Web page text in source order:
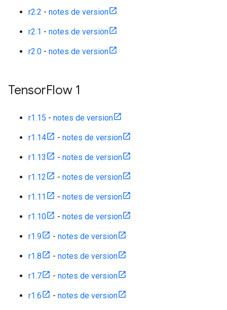
r2.2 - notes de version
r2.1 - notes de version
r2.0 - notes de version
TensorFlow 1
r1.15 - notes de version
r1.14 - notes de version
r1.13 - notes de version
r1.12 - notes de version
r1.11 - notes de version
r1.10 - notes de version
r1.9 - notes de version
r1.8 - notes de version
r1.7 - notes de version
r1.6 - notes de version